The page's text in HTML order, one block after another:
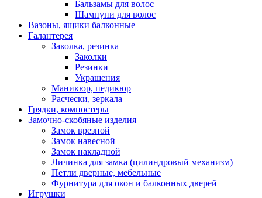
Бальзамы для волос
Шампуни для волос
Вазоны, ящики балконные
Галантерея
Заколка, резинка
Заколки
Резинки
Украшения
Маникюр, педикюр
Расчески, зеркала
Грядки, компостеры
Замочно-скобяные изделия
Замок врезной
Замок навесной
Замок накладной
Личинка для замка (цилиндровый механизм)
Петли дверные, мебельные
Фурнитура для окон и балконных дверей
Игрушки